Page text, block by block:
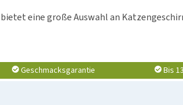
eine große Auswahl an
Geschmacksgarantie Bis